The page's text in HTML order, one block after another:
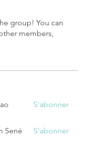
group! You can
members,
S'abonner
Sené S'abonner